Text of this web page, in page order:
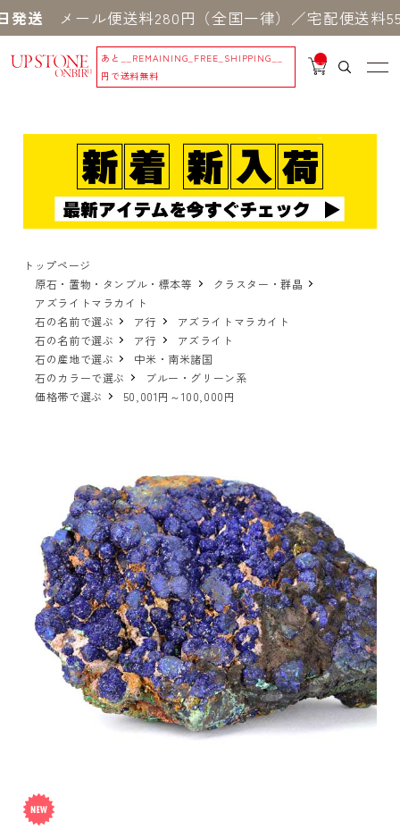
メール便送料280円（全国一律）／宅配便送料550
あと
__REMAINING_FREE_SHIPPING__
円で送料無料
__
IT
_
トップページ
原石・置物・タンブル・標本等
クラスター・群晶
アズライトマラカイト
石の名前で選ぶ
ア行
アズライトマラカイト
石の名前で選ぶ
ア行
アズライト
石の産地で選ぶ
中米・南米諸国
石のカラーで選ぶ
ブルー・グリーン系
価格帯で選ぶ
50,001円～100,000円